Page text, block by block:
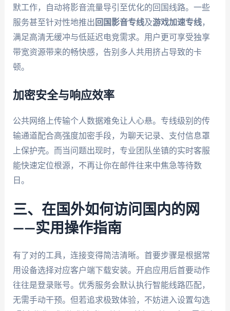
默工作，自动将影音流量导引至优化的回国线路。一些
服务甚至针对性地推出 回国影音专线及游戏加速专线，
满足高清无缓冲与低延迟电竞需求。用户更可享受独享
带宽资源带来的畅快感，告别多人共用挤占导致的卡
顿。
加密安全与响应效率
公共网络上传输个人数据难免让人心悬。专线级别的传
输通道配合高强度加密手段，为聊天记录、支付信息罩
上保护壳。而当问题出现时，专业团队坐镇的实时客服
能快速定位根源，不再让你在邮件往来中焦急等待数
日。
三、 在国外如何访问国内的网
——实用操作指南
有了对的工具，连接变得简洁清晰。首要步骤是根据常
用设备选择对应客户端下载安装。开启应用后首要动作
往往是登录账号。优秀服务会默认执行智能线路匹配，
无需手动干预。但若追求极致体验，不妨进入设置勾选